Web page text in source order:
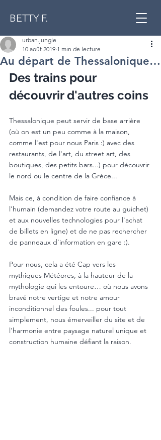
BETTY F.
Au départ de Thessalonique…
urban.jungle
10 août 2019 1 min de lecture
Des trains pour
découvrir d'autres coins
Thessalonique peut servir de base arrière
(où on est un peu comme à la maison,
comme l'est pour nous Paris :) avec des
restaurants, de l'art, du street art, des
boutiques, des petits bars...) pour découvrir
le nord ou le centre de la Grèce...
Mais ce, à condition de faire confiance à
l'humain (demandez votre route au guichet)
et aux nouvelles technologies pour l'achat
de billets en ligne) et de ne pas rechercher
de panneaux d'information en gare :).
Pour nous, cela a été Cap vers les
mythiques Météores, à la hauteur de la
mythologie qui les entoure… où nous avons
bravé notre vertige et notre amour
inconditionnel des foules... pour tout
simplement, nous émerveiller du site et de
l'harmonie entre paysage naturel unique et
construction humaine défiant la raison.